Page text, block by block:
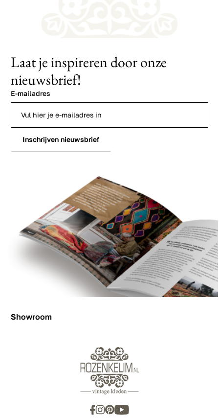
Showroom
Laat je inspireren door onze
nieuwsbrief!
E-mailadres
Inschrijven nieuwsbrief